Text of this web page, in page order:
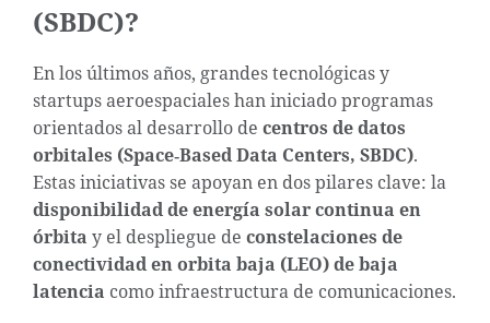
(SBDC)?
En los últimos años, grandes tecnológicas y
startups aeroespaciales han iniciado programas
orientados al desarrollo de centros de datos
orbitales (Space‑Based Data Centers, SBDC).
Estas iniciativas se apoyan en dos pilares clave: la
disponibilidad de energía solar continua en
órbita y el despliegue de constelaciones de
conectividad en orbita baja (LEO) de baja
latencia como infraestructura de comunicaciones.